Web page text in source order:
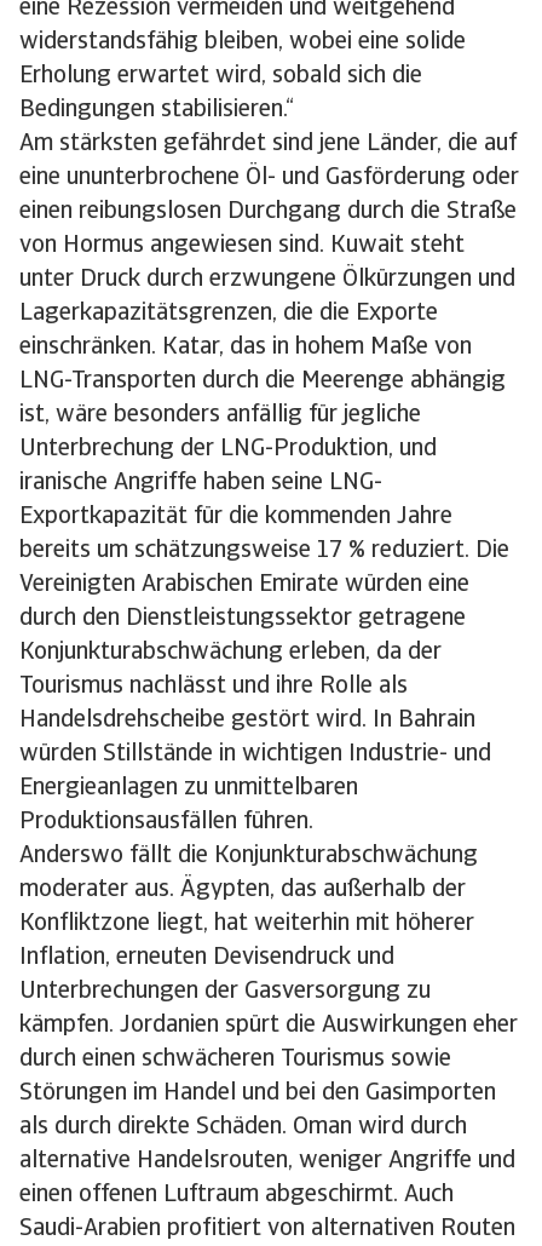
eine Rezession vermeiden und weitgehend
widerstandsfähig bleiben, wobei eine solide
Erholung erwartet wird, sobald sich die
Bedingungen stabilisieren.“
Am stärksten gefährdet sind jene Länder, die auf
eine ununterbrochene Öl- und Gasförderung oder
einen reibungslosen Durchgang durch die Straße
von Hormus angewiesen sind. Kuwait steht
unter Druck durch erzwungene Ölkürzungen und
Lagerkapazitätsgrenzen, die die Exporte
einschränken. Katar, das in hohem Maße von
LNG-Transporten durch die Meerenge abhängig
ist, wäre besonders anfällig für jegliche
Unterbrechung der LNG-Produktion, und
iranische Angriffe haben seine LNG-
Exportkapazität für die kommenden Jahre
bereits um schätzungsweise 17 % reduziert. Die
Vereinigten Arabischen Emirate würden eine
durch den Dienstleistungssektor getragene
Konjunkturabschwächung erleben, da der
Tourismus nachlässt und ihre Rolle als
Handelsdrehscheibe gestört wird. In Bahrain
würden Stillstände in wichtigen Industrie- und
Energieanlagen zu unmittelbaren
Produktionsausfällen führen.
Anderswo fällt die Konjunkturabschwächung
moderater aus. Ägypten, das außerhalb der
Konfliktzone liegt, hat weiterhin mit höherer
Inflation, erneuten Devisendruck und
Unterbrechungen der Gasversorgung zu
kämpfen. Jordanien spürt die Auswirkungen eher
durch einen schwächeren Tourismus sowie
Störungen im Handel und bei den Gasimporten
als durch direkte Schäden. Oman wird durch
alternative Handelsrouten, weniger Angriffe und
einen offenen Luftraum abgeschirmt. Auch
Saudi-Arabien profitiert von alternativen Routen